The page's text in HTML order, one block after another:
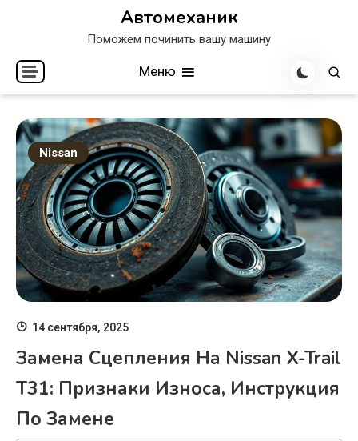
Автомеханик
Поможем починить вашу машину
Меню
Nissan
14 сентября, 2025
Замена Сцепления На Nissan X-Trail
T31: Признаки Износа, Инструкция
По Замене